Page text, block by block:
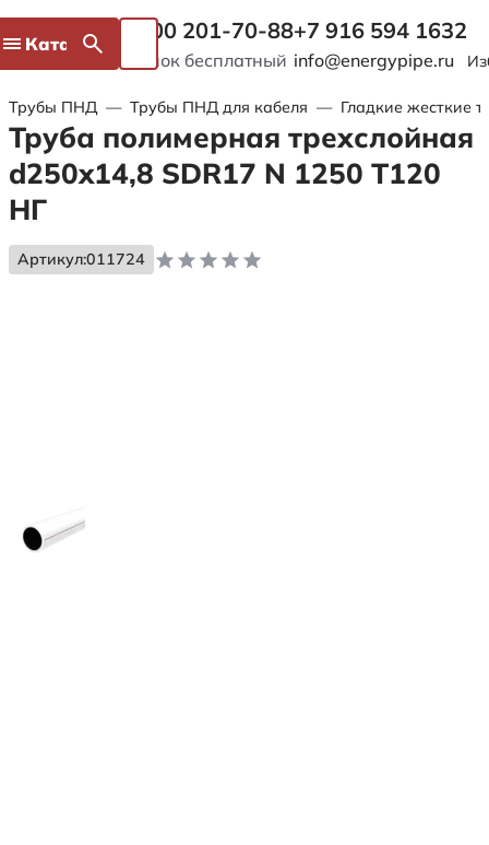
Каталог 8 800 201-70-88
Звонок бесплатный
+7 916 594 1632
info@energypipe.ru
Трубы ПНД — Трубы ПНД для кабеля — Гладкие жесткие
Труба полимерная трехслойная
d250x14,8 SDR17 N 1250 Т120
НГ
Артикул:011724